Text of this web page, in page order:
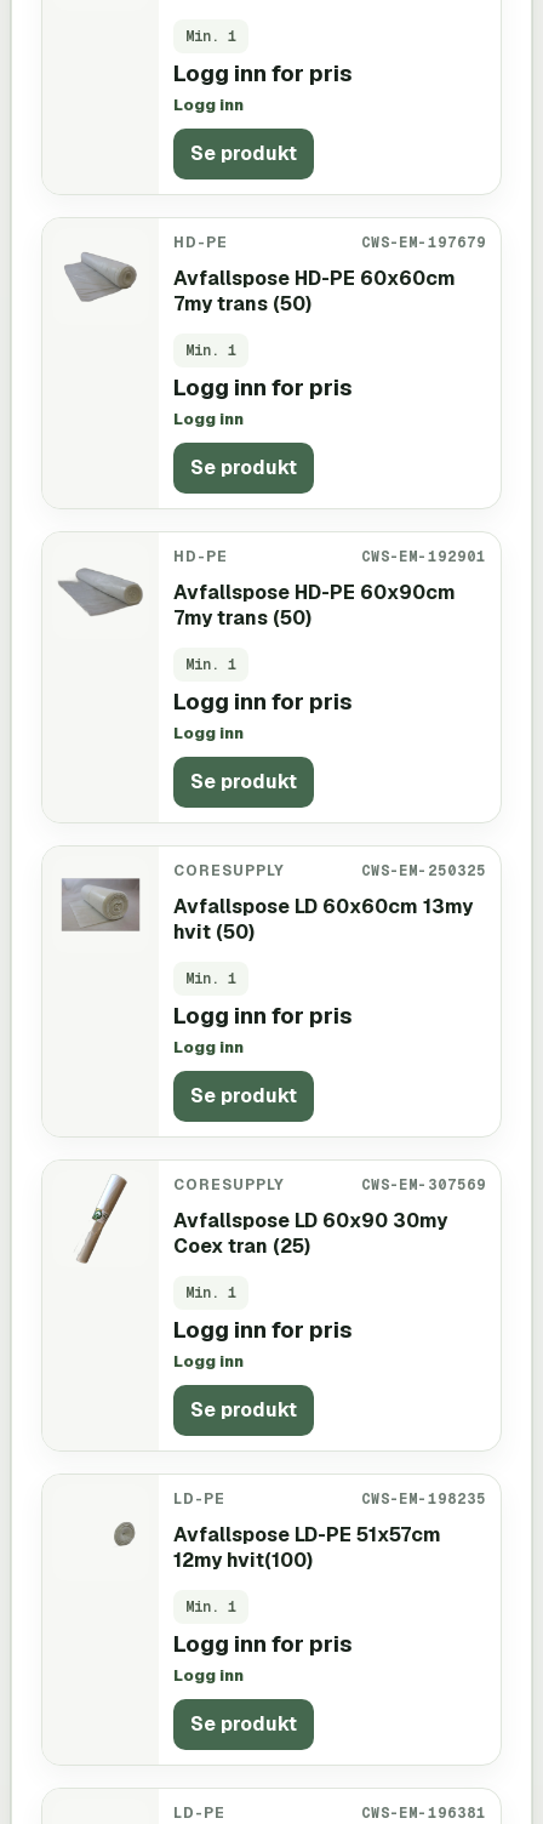
Min. 1
Logg inn for pris
Logg inn
Se produkt
HD-PE CWS-EM-197679
Avfallspose HD-PE 60x60cm
7my trans (50)
Min. 1
Logg inn for pris
Logg inn
Se produkt
HD-PE CWS-EM-192901
Avfallspose HD-PE 60x90cm
7my trans (50)
Min. 1
Logg inn for pris
Logg inn
Se produkt
CORESUPPLY CWS-EM-250325
Avfallspose LD 60x60cm 13my
hvit (50)
Min. 1
Logg inn for pris
Logg inn
Se produkt
CORESUPPLY CWS-EM-307569
Avfallspose LD 60x90 30my
Coex tran (25)
Min. 1
Logg inn for pris
Logg inn
Se produkt
LD-PE CWS-EM-198235
Avfallspose LD-PE 51x57cm
12my hvit(100)
Min. 1
Logg inn for pris
Logg inn
Se produkt
LD-PE CWS-EM-196381